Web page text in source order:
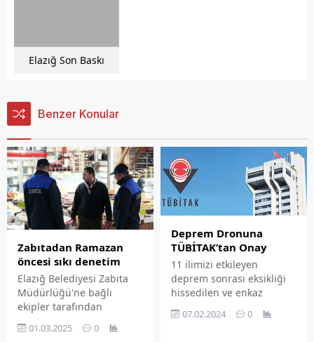
Elazığ Son Baskı
Benzer Konular
Zabıtadan Ramazan
öncesi sıkı denetim
Elazığ Belediyesi Zabıta
Müdürlüğü'ne bağlı
ekipler tarafından
Ramazan ayına girilirken
gıda üretim ve satış
01.03.2025 0
Deprem Dronuna
TÜBİTAK’tan Onay
11 ilimizi etkileyen
deprem sonrası eksikliği
hissedilen ve enkaz
altında kalan insanları
kısa sürede noktasal
07.02.2024 0